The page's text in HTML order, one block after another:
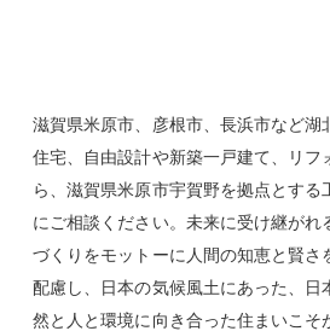
滋賀県米原市、彦根市、長浜市など湖
住宅、自由設計や新築一戸建て、リフ
ら、滋賀県米原市宇賀野を拠点とする
にご相談ください。未来に受け継がれ
づくりをモットーに人間の知恵と賢さ
配慮し、日本の気候風土にあった、日
然と人と環境に向き合った住まいこそ